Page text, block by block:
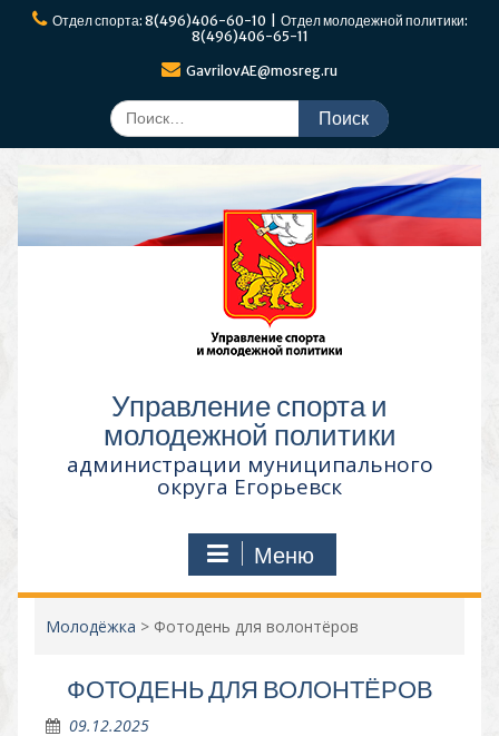
ПерейтиОтдел спорта: 8(496)406-60-10 | Отдел молодежной политики:
8(496)406-65-11
GavrilovAE@mosreg.ru
Поиск
по:
Управление спорта и
молодежной политики
администрации муниципального
округа Егорьевск
Меню
Молодёжка > Фотодень для волонтёров
ФОТОДЕНЬ ДЛЯ ВОЛОНТЁРОВ
09.12.2025